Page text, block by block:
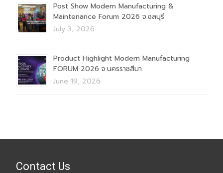
Post Show Modern Manufacturing &
Maintenance Forum 2026 จ.ชลบุรี
July 3, 2026
Product Highlight Modern Manufacturing
FORUM 2026 จ.นครราชสีมา
June 19, 2026
Contact Us